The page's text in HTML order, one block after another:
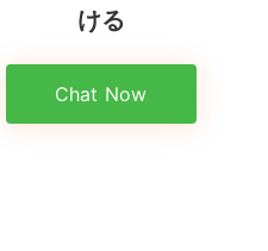
ける
Chat Now